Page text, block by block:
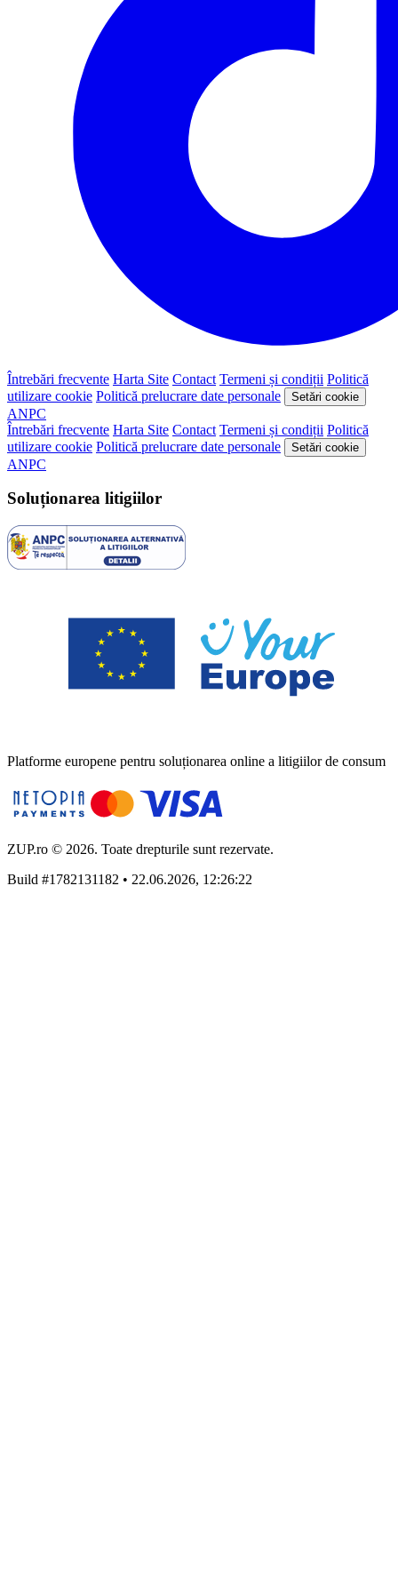
Întrebări frecvente Harta Site Contact Termeni și condiții Politică
utilizare cookie Politică prelucrare date personale Setări cookie
ANPC
Întrebări frecvente Harta Site Contact Termeni și condiții Politică
utilizare cookie Politică prelucrare date personale Setări cookie
ANPC
Soluționarea litigiilor
Platforme europene pentru soluționarea online a litigiilor de consum
ZUP.ro © 2026. Toate drepturile sunt rezervate.
Build #1782131182 • 22.06.2026, 12:26:22